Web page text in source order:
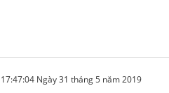
17:47:04 Ngày 31 tháng 5 năm 2019